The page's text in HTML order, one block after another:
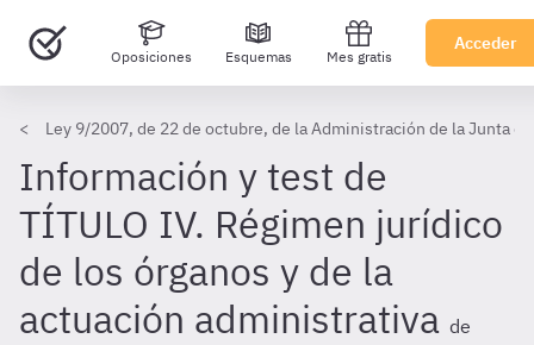
Oposiciones Esquemas Mes gratis
Acceder
Ley 9/2007, de 22 de octubre, de la Administración de la Junta
Información y test de
TÍTULO IV. Régimen jurídico
de los órganos y de la
actuación administrativa de